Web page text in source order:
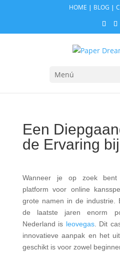
HOME | BLOG |
Menú
Een
de Ervaring
Wanneer je op zoek bent
platform voor online
grote namen in de industrie.
de laatste jaren enorm
Nederland is leovegas. Dit
innovatieve aanpak en het
geschikt is voor zowel